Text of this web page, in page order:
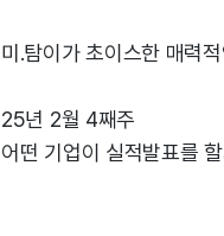
미.탐이가 초이스한 매력
25년 2월 4째주
어떤 기업이 실적발표를